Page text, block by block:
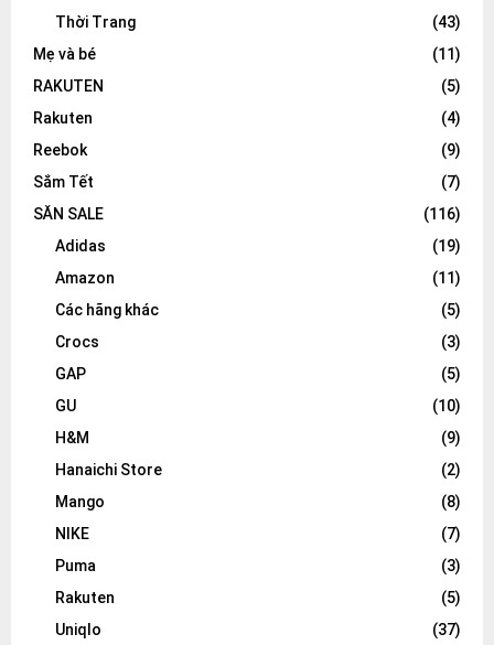
Thời Trang
(43)
Mẹ và bé
(11)
RAKUTEN
(5)
Rakuten
(4)
Reebok
(9)
Sắm Tết
(7)
SĂN SALE
(116)
Adidas
(19)
Amazon
(11)
Các hãng khác
(5)
Crocs
(3)
GAP
(5)
GU
(10)
H&M
(9)
Hanaichi Store
(2)
Mango
(8)
NIKE
(7)
Puma
(3)
Rakuten
(5)
Uniqlo
(37)